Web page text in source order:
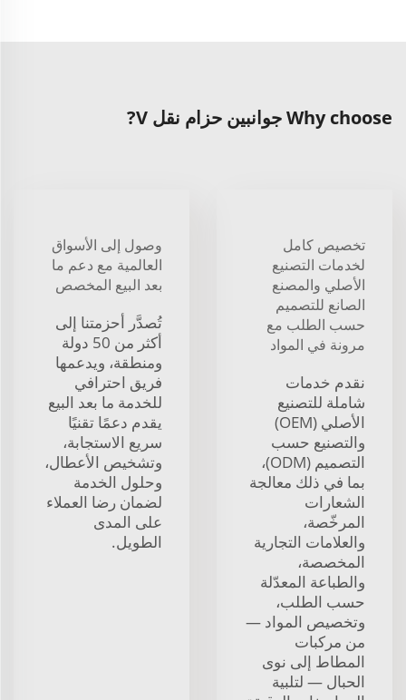
Why choose جوانبين حزام نقل V?
تخصيص كامل
لخدمات التصنيع
الأصلي والمصنع
الصانع للتصميم
حسب الطلب مع
مرونة في المواد
نقدم خدمات
شاملة للتصنيع
الأصلي (OEM)
والتصنيع حسب
التصميم (ODM)،
بما في ذلك معالجة
الشعارات
المرخّصة،
والعلامات التجارية
المخصصة،
والطباعة المعدّلة
حسب الطلب،
وتخصيص المواد —
من مركبات
المطاط إلى نوى
الحبال — لتلبية
وصول إلى الأسواق
العالمية مع دعم ما
بعد البيع المخصص
تُصدَّر أحزمتنا إلى
أكثر من 50 دولة
ومنطقة، ويدعمها
فريق احترافي
للخدمة ما بعد البيع
يقدم دعمًا تقنيًا
سريع الاستجابة،
وتشخيص الأعطال،
وحلول الخدمة
لضمان رضا العملاء
على المدى
الطويل.